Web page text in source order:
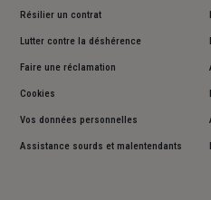
Résilier un contrat
Lutter contre la déshérence
Faire une réclamation
Cookies
Vos données personnelles
Assistance sourds et malentendants